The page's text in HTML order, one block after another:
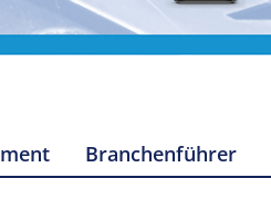
Branchenführer